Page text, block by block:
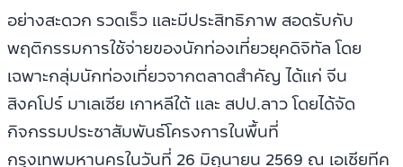
อย่างสะดวก รวดเร็ว และมีประสิทธิภาพ สอดรับกับ
พฤติกรรมการใช้จ่ายของนักท่องเที่ยวยุคดิจิทัล โดย
เฉพาะกลุ่มนักท่องเที่ยวจากตลาดสำคัญ ได้แก่ จีน
สิงคโปร์ มาเลเซีย เกาหลีใต้ และ สปป.ลาว โดยได้จัด
กิจกรรมประชาสัมพันธ์โครงการในพื้นที่
กรุงเทพมหานครในวันที่ 26 มิถุนายน 2569 ณ เอเชียทีค